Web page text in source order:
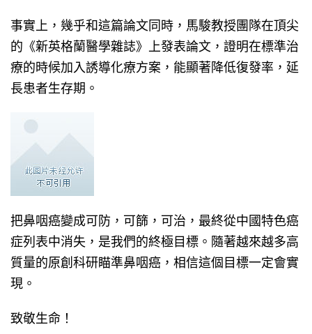
事實上，幾乎和這篇論文同時，馬駿教授團隊在頂尖
的《新英格蘭醫學雜誌》上發表論文，證明在標準治
療的時候加入誘導化療方案，能顯著降低復發率，延
長患者生存期。
把鼻咽癌變成可防，可篩，可治，最終從中國特色癌
症列表中消失，是我們的終極目標。隨著越來越多高
質量的原創科研瞄準鼻咽癌，相信這個目標一定會實
現。
致敬生命！